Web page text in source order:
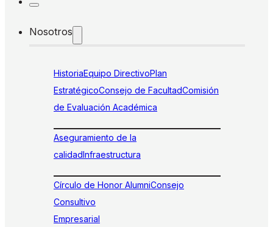
Nosotros
HistoriaEquipo DirectivoPlan
EstratégicoConsejo de FacultadComisión
de Evaluación Académica
Aseguramiento de la
calidadInfraestructura
Círculo de Honor AlumniConsejo
Consultivo
Empresarial